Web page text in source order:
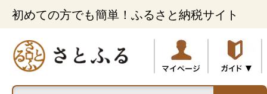
初めての方でも簡単！ふるさと納税サイト